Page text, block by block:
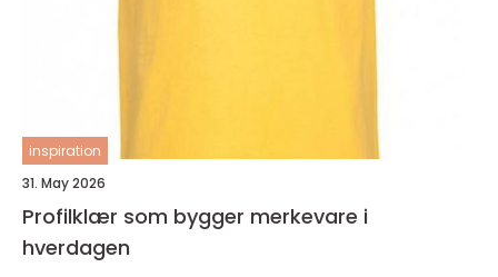
inspiration
31. May 2026
Profilklær som bygger merkevare i
hverdagen